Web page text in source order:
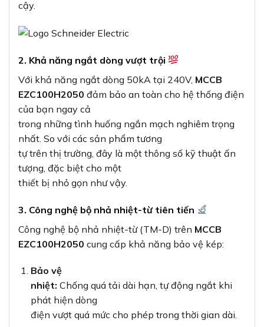
cậy.
2. Khả năng ngắt dòng vượt trội
Với khả năng ngắt dòng 50kA tại 240V, MCCB
EZC100H2050 đảm bảo an toàn cho hệ thống điện
của bạn ngay cả
trong những tình huống ngắn mạch nghiêm trọng
nhất. So với các sản phẩm tương
tự trên thị trường, đây là một thông số kỹ thuật ấn
tượng, đặc biệt cho một
thiết bị nhỏ gọn như vậy.
3. Công nghệ bộ nhả nhiệt-từ tiên tiến
Công nghệ bộ nhả nhiệt-từ (TM-D) trên MCCB
EZC100H2050 cung cấp khả năng bảo vệ kép:
Bảo vệ
nhiệt: Chống quá tải dài hạn, tự động ngắt khi
phát hiện dòng
điện vượt quá mức cho phép trong thời gian dài.